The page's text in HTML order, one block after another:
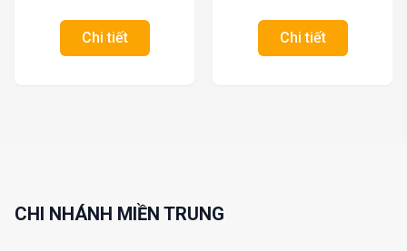
Chi tiết Chi tiết
CHI NHÁNH MIỀN TRUNG